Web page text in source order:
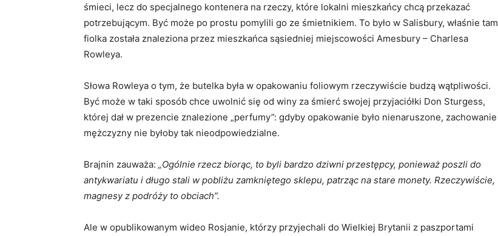
śmieci, lecz do specjalnego kontenera na rzeczy, które lokalni mieszkańcy chcą przekazać
potrzebującym. Być może po prostu pomylili go ze śmietnikiem. To było w Salisbury, właśnie tam
fiolka została znaleziona przez mieszkańca sąsiedniej miejscowości Amesbury – Charlesa
Rowleya.
Słowa Rowleya o tym, że ​​butelka była w opakowaniu foliowym rzeczywiście budzą wątpliwości.
Być może w taki sposób chce uwolnić się od winy za śmierć swojej przyjaciółki Don Sturgess,
której dał w prezencie znalezione „perfumy”: gdyby opakowanie było nienaruszone, zachowanie
mężczyzny nie byłoby tak nieodpowiedzialne.
Brajnin zauważa: „Ogólnie rzecz biorąc, to byli bardzo dziwni przestępcy, ponieważ poszli do
antykwariatu i długo stali w pobliżu zamkniętego sklepu, patrząc na stare monety. Rzeczywiście,
magnesy z podróży to obciach”.
Ale w opublikowanym wideo Rosjanie, którzy przyjechali do Wielkiej Brytanii z paszportami